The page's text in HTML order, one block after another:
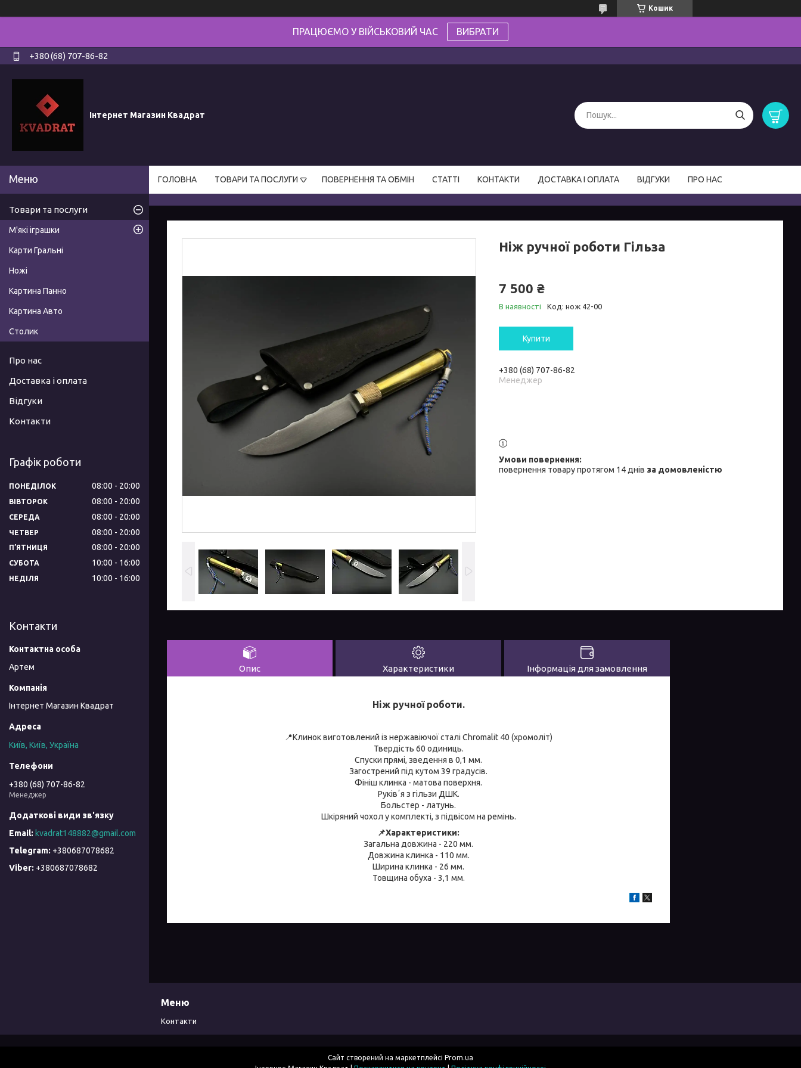
Кошик
ПРАЦЮЄМО У ВІЙСЬКОВИЙ ЧАС ВИБРАТИ
+380 (68) 707-86-82
Інтернет Магазин Квадрат
ГОЛОВНА ТОВАРИ ТА ПОСЛУГИ ПОВЕРНЕННЯ ТА ОБМІН СТАТТІ КОНТАКТИ ДОСТАВКА І ОПЛАТА ВІДГУКИ ПРО НАС
Ніж ручної роботи Гільза
7 500 ₴
В наявності Код: нож 42-00
Купити
+380 (68) 707-86-82
Менеджер
повернення товару протягом 14 днів за домовленістю
Опис Характеристики Інформація для замовлення
Ніж ручної роботи.
📍Клинок виготовлений із нержавіючої сталі Chromalit 40 (хромоліт)
Твердість 60 одиниць.
Спуски прямі, зведення в 0,1 мм.
Загострений під кутом 39 градусів.
Фініш клинка - матова поверхня.
Руківʼя з гільзи ДШК.
Больстер - латунь.
Шкіряний чохол у комплекті, з підвісом на ремінь.
📌Характеристики:
Загальна довжина - 220 мм.
Довжина клинка - 110 мм.
Ширина клинка - 26 мм.
Товщина обуха - 3,1 мм.
Товари та послуги
М'які іграшки
Карти Гральні
Ножі
Картина Панно
Картина Авто
Столик
Про нас
Доставка і оплата
Відгуки
Контакти
Графік роботи
ПОНЕДІЛОК 08:00 20:00
ВІВТОРОК 08:00 20:00
СЕРЕДА 08:00 20:00
ЧЕТВЕР 08:00 20:00
ПʼЯТНИЦЯ 08:00 20:00
СУБОТА 10:00 16:00
НЕДІЛЯ 10:00 16:00
Контакти
Артем
Інтернет Магазин Квадрат
Київ, Київ, Україна
+380 (68) 707-86-82
Менеджер
kvadrat148882@gmail.com
+380687078682
+380687078682
Меню
Контакти
Сайт створений на маркетплейсі Prom.ua